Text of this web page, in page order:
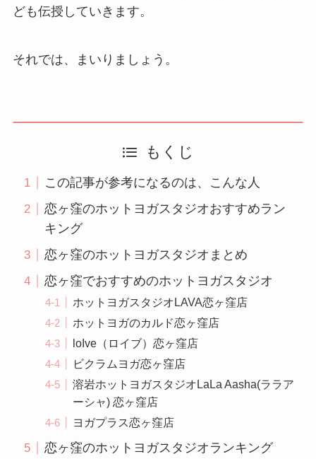
ども伝授していきます。
それでは、まいりましょう。
もくじ
この記事が参考になるのは、こんな人
恋ヶ窪のホットヨガスタジオおすすめラン
キング
恋ヶ窪のホットヨガスタジオまとめ
恋ヶ窪でおすすめのホットヨガスタジオ
ホットヨガスタジオLAVA恋ヶ窪店
ホットヨガのカルド恋ヶ窪店
loIve（ロイブ）恋ヶ窪店
ビクラムヨガ恋ヶ窪店
溶岩ホットヨガスタジオLaLa Aasha(ララア
ーシャ) 恋ヶ窪店
ヨガプラス恋ヶ窪店
恋ヶ窪のホットヨガスタジオランキング